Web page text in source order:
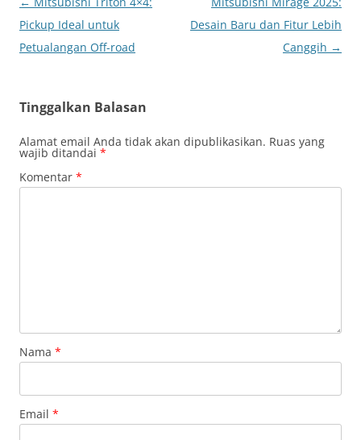
Tulisan
Pickup Ideal untuk
Petualangan Off-road
Desain Baru dan Fitur Lebih
Canggih →
Tinggalkan Balasan
Alamat email Anda tidak akan dipublikasikan. Ruas yang
wajib ditandai *
Komentar *
Nama *
Email *